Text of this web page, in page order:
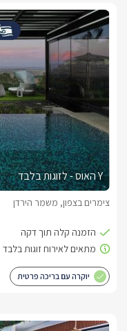
Y האוס - לזוגות בלבד
צימרים בצפון, משמר הירדן
יוקרה עם בריכה פרטית